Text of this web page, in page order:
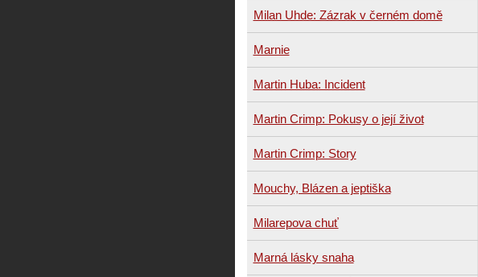
Milan Uhde: Zázrak v černém domě
Marnie
Martin Huba: Incident
Martin Crimp: Pokusy o její život
Martin Crimp: Story
Mouchy, Blázen a jeptiška
Milarepova chuť
Marná lásky snaha